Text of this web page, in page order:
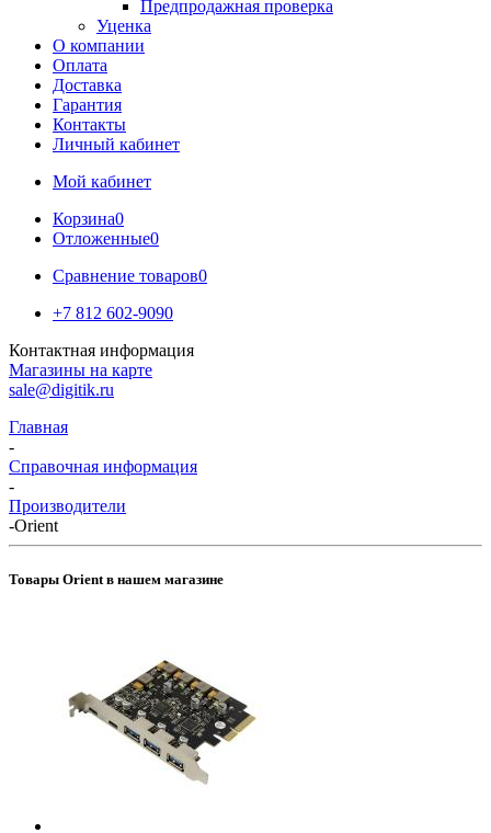
Предпродажная проверка
Уценка
О компании
Оплата
Доставка
Гарантия
Контакты
Личный кабинет
Мой кабинет
Корзина0
Отложенные0
Сравнение товаров0
+7 812 602-9090
Контактная информация
Магазины на карте
sale@digitik.ru
Главная
-
Справочная информация
-
Производители
-Orient
Товары Orient в нашем магазине